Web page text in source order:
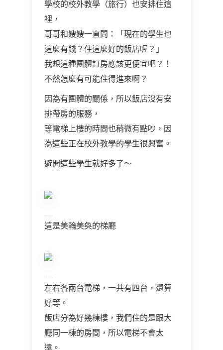
學校的校外教學（旅行）也安排住這
裡，
哥哥和嫂嫂一直問：「現在的學生也
這麼有錢？住這麼好的飯店喔？」
我想這種團體訂房應該更便宜吧？！
不然怎麼有可能住得進來啊？
因為有團體的關係，所以飯店沒有安
排帶房的服務，
等電梯上樓的時間也稍微有點吵，因
為這些正在校外教學的學生很興奮。
避開這些學生就好多了～
這是美輪美奐的梯廳
左右各兩台電梯，一共有四台，還算
好等。
飯店分為好幾棟樓，我們住的是跟大
廳同一棟的房間，所以電梯不會太
遠。